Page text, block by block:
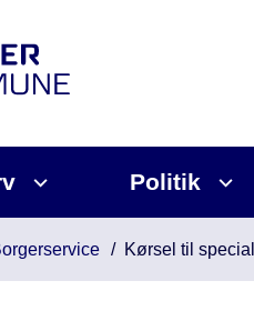
Politik
Kørsel til